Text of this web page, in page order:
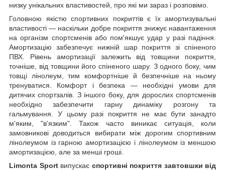
низку унікальних властивостей, про які ми зараз і розповімо.
Головною якістю спортивних покриттів є їх амортизувальні
властивості — наскільки добре покриття знижує навантаження
на організм спортсменів або пом'якшує удар у разі падіння.
Амортизацію забезпечує нижній шар покриття зі спіненого
ПВХ. Рівень амортизації залежить від товщини покриття,
точніше, від товщини його спіненого шару. З одного боку, чим
товщі лінолеум, тим комфортніше й безпечніше на ньому
тренуватися. Комфорт і безпека — необхідні умови для
дитячих спортзалів. З іншого боку, для дорослих спортсменів
необхідно забезпечити гарну динаміку розгону та
гальмування. У цьому разі покриття не має бути занадто
м'яким, "в'язким". Також часто виникає ситуація, коли
замовникові доводиться вибирати між дорогим спортивним
лінолеумом із гарною амортизацією і лінолеумом із меншою
амортизацією, але за менші гроші.
Limonta Sportвипускає спортивні покриття завтовшки від